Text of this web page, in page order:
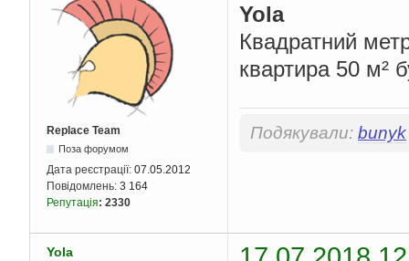
Replace Team
Поза форумом
Дата реєстрації: 07.05.2012
Повідомлень: 3 164
Репутація: 2330
Yola
Квадратний
квартира 50 м²
Подякували: bunyk
Yola